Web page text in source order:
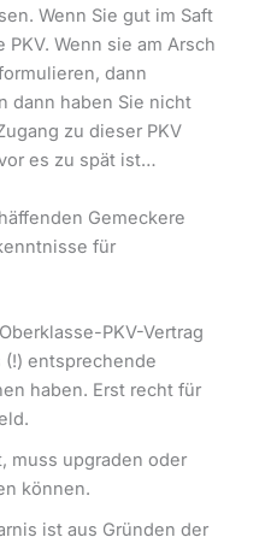
Wenn Sie gut im Saft
Wenn sie am Arsch
dann
dann haben Sie nicht
zu dieser PKV
es zu spät ist…
Gemeckere
für
PKV-Vertrag
entsprechende
haben. Erst recht für
muss upgraden oder
können.
ist aus Gründen der